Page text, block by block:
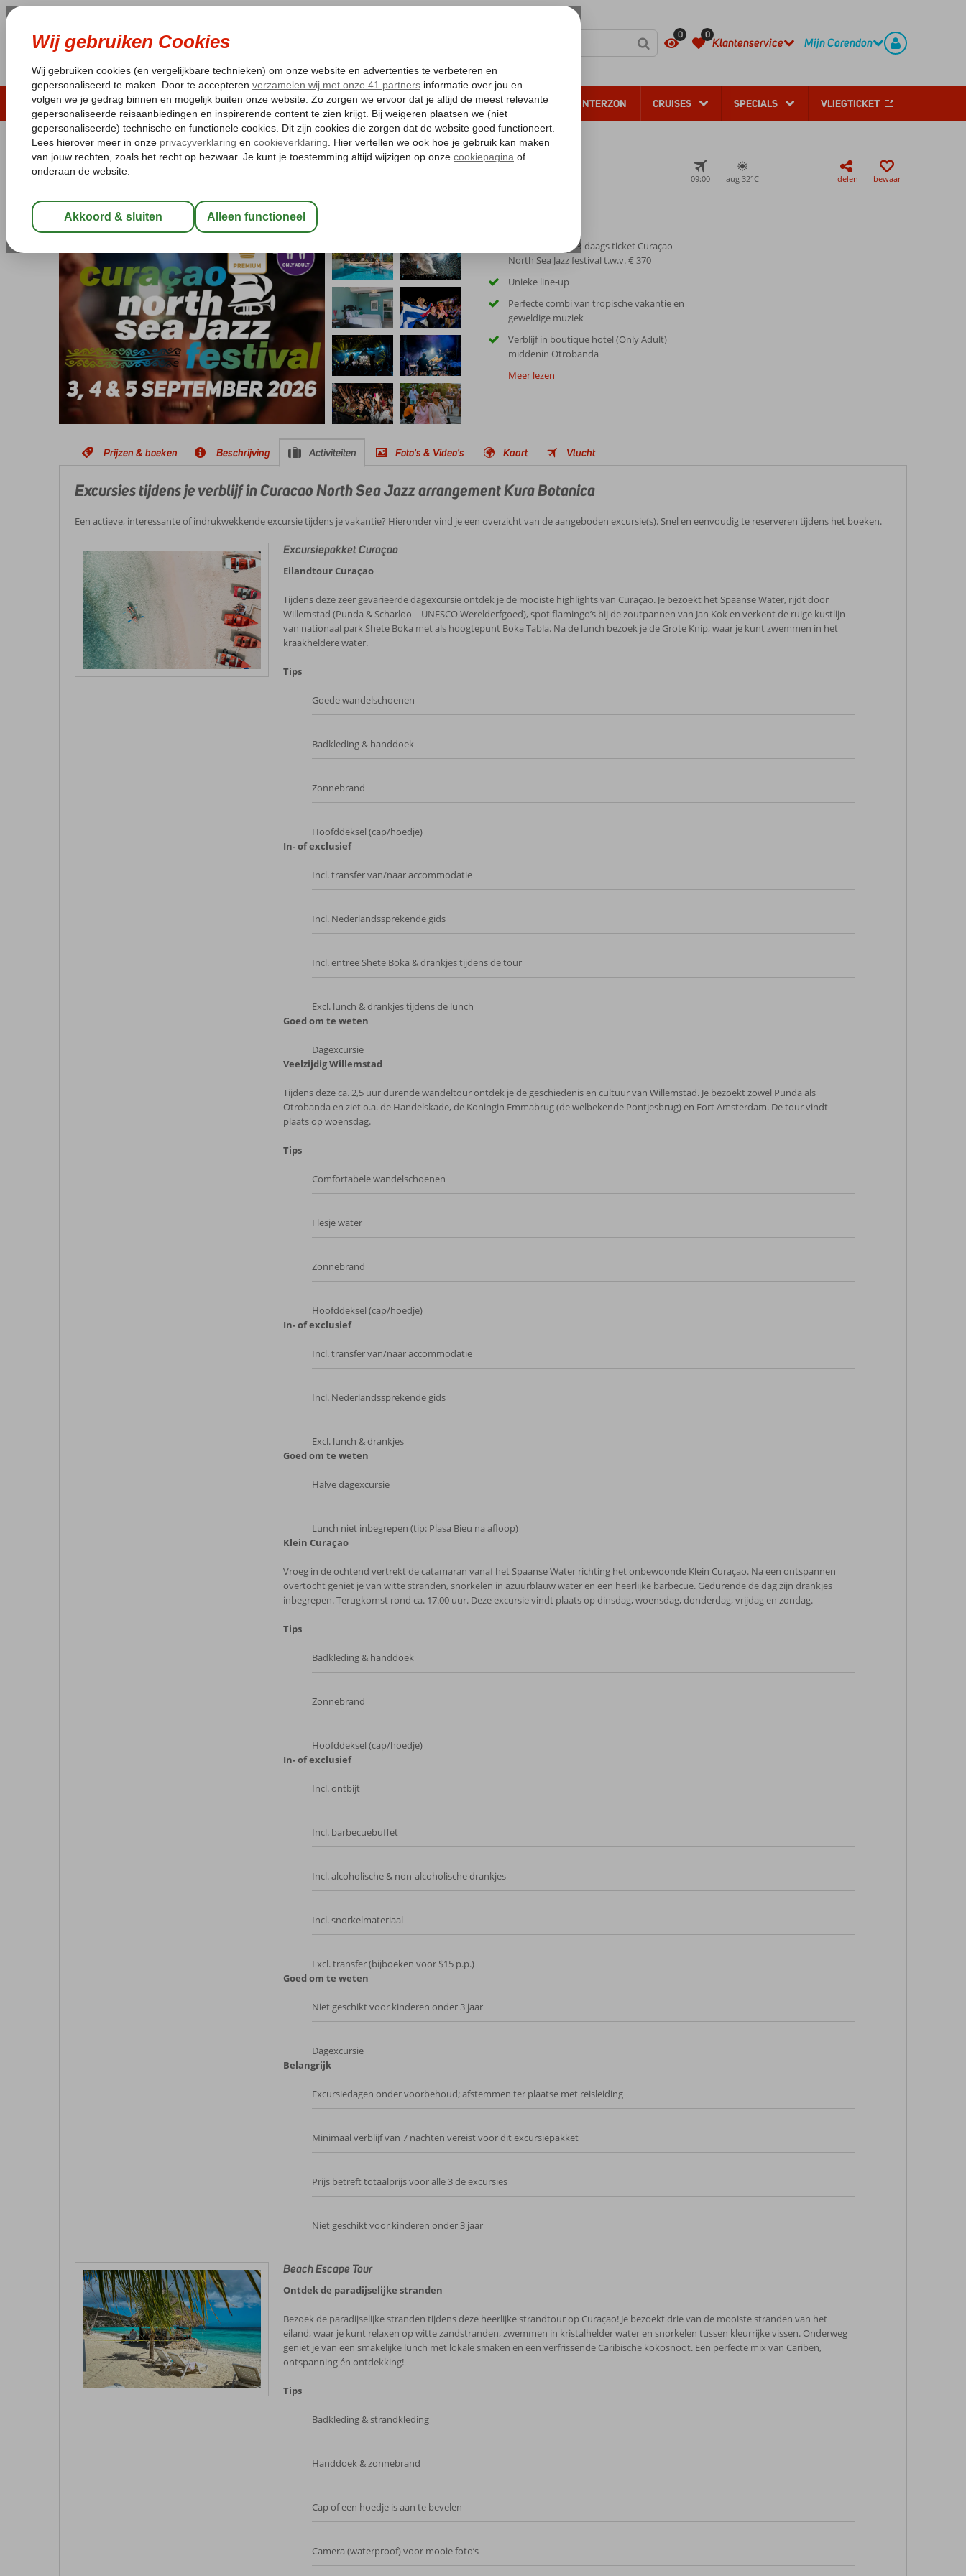
0 0
Klantenservice Mijn Corendon
LAST MINUTE ZOMER 2026 ZONVAKANTIE VERRE REIZEN ALL INCLUSIVE WINTERZON CRUISES SPECIALS VLIEGTICKET
Pakketgarantie Laagsteprijsgarantie* Gratis annuleren*
Home
Curaçao Willemstad
Curacao North Sea Jazz arrangement Kura Botanica
Logies en ontbijt-Hotel
09:00 aug 32°C delen bewaar
Vlucht + hotel + 3-daags ticket Curaçao
North Sea Jazz festival t.w.v. € 370
Unieke line-up
Perfecte combi van tropische vakantie en
geweldige muziek
Verblijf in boutique hotel (Only Adult)
middenin Otrobanda
Meer lezen
Prijzen & boeken Beschrijving Activiteiten Foto's & Video's Kaart Vlucht
Excursies tijdens je verblijf in Curacao North Sea Jazz arrangement Kura Botanica
Een actieve, interessante of indrukwekkende excursie tijdens je vakantie? Hieronder vind je een overzicht van de aangeboden excursie(s). Snel en eenvoudig te reserveren tijdens het boeken.
Excursiepakket Curaçao
Eilandtour Curaçao
Tijdens deze zeer gevarieerde dagexcursie ontdek je de mooiste highlights van Curaçao. Je bezoekt het Spaanse Water, rijdt door
Willemstad (Punda & Scharloo – UNESCO Werelderfgoed), spot flamingo’s bij de zoutpannen van Jan Kok en verkent de ruige kustlijn
van nationaal park Shete Boka met als hoogtepunt Boka Tabla. Na de lunch bezoek je de Grote Knip, waar je kunt zwemmen in het
kraakheldere water.
Tips
Goede wandelschoenen
Badkleding & handdoek
Zonnebrand
Hoofddeksel (cap/hoedje)
In- of exclusief
Incl. transfer van/naar accommodatie
Incl. Nederlandssprekende gids
Incl. entree Shete Boka & drankjes tijdens de tour
Excl. lunch & drankjes tijdens de lunch
Goed om te weten
Dagexcursie
Veelzijdig Willemstad
Tijdens deze ca. 2,5 uur durende wandeltour ontdek je de geschiedenis en cultuur van Willemstad. Je bezoekt zowel Punda als
Otrobanda en ziet o.a. de Handelskade, de Koningin Emmabrug (de welbekende Pontjesbrug) en Fort Amsterdam. De tour vindt
plaats op woensdag.
Tips
Comfortabele wandelschoenen
Flesje water
Zonnebrand
Hoofddeksel (cap/hoedje)
In- of exclusief
Incl. transfer van/naar accommodatie
Incl. Nederlandssprekende gids
Excl. lunch & drankjes
Goed om te weten
Halve dagexcursie
Lunch niet inbegrepen (tip: Plasa Bieu na afloop)
Klein Curaçao
Vroeg in de ochtend vertrekt de catamaran vanaf het Spaanse Water richting het onbewoonde Klein Curaçao. Na een ontspannen
overtocht geniet je van witte stranden, snorkelen in azuurblauw water en een heerlijke barbecue. Gedurende de dag zijn drankjes
inbegrepen. Terugkomst rond ca. 17.00 uur. Deze excursie vindt plaats op dinsdag, woensdag, donderdag, vrijdag en zondag.
Tips
Badkleding & handdoek
Zonnebrand
Hoofddeksel (cap/hoedje)
In- of exclusief
Incl. ontbijt
Incl. barbecuebuffet
Incl. alcoholische & non‑alcoholische drankjes
Incl. snorkelmateriaal
Excl. transfer (bijboeken voor $15 p.p.)
Goed om te weten
Niet geschikt voor kinderen onder 3 jaar
Dagexcursie
Belangrijk
Excursiedagen onder voorbehoud; afstemmen ter plaatse met reisleiding
Minimaal verblijf van 7 nachten vereist voor dit excursiepakket
Prijs betreft totaalprijs voor alle 3 de excursies
Niet geschikt voor kinderen onder 3 jaar
Beach Escape Tour
Ontdek de paradijselijke stranden
Bezoek de paradijselijke stranden tijdens deze heerlijke strandtour op Curaçao! Je bezoekt drie van de mooiste stranden van het
eiland, waar je kunt relaxen op witte zandstranden, zwemmen in kristalhelder water en snorkelen tussen kleurrijke vissen. Onderweg
geniet je van een smakelijke lunch met lokale smaken en een verfrissende Caribische kokosnoot. Een perfecte mix van Cariben,
ontspanning én ontdekking!
Tips
Badkleding & strandkleding
Handdoek & zonnebrand
Cap of een hoedje is aan te bevelen
Camera (waterproof) voor mooie foto’s